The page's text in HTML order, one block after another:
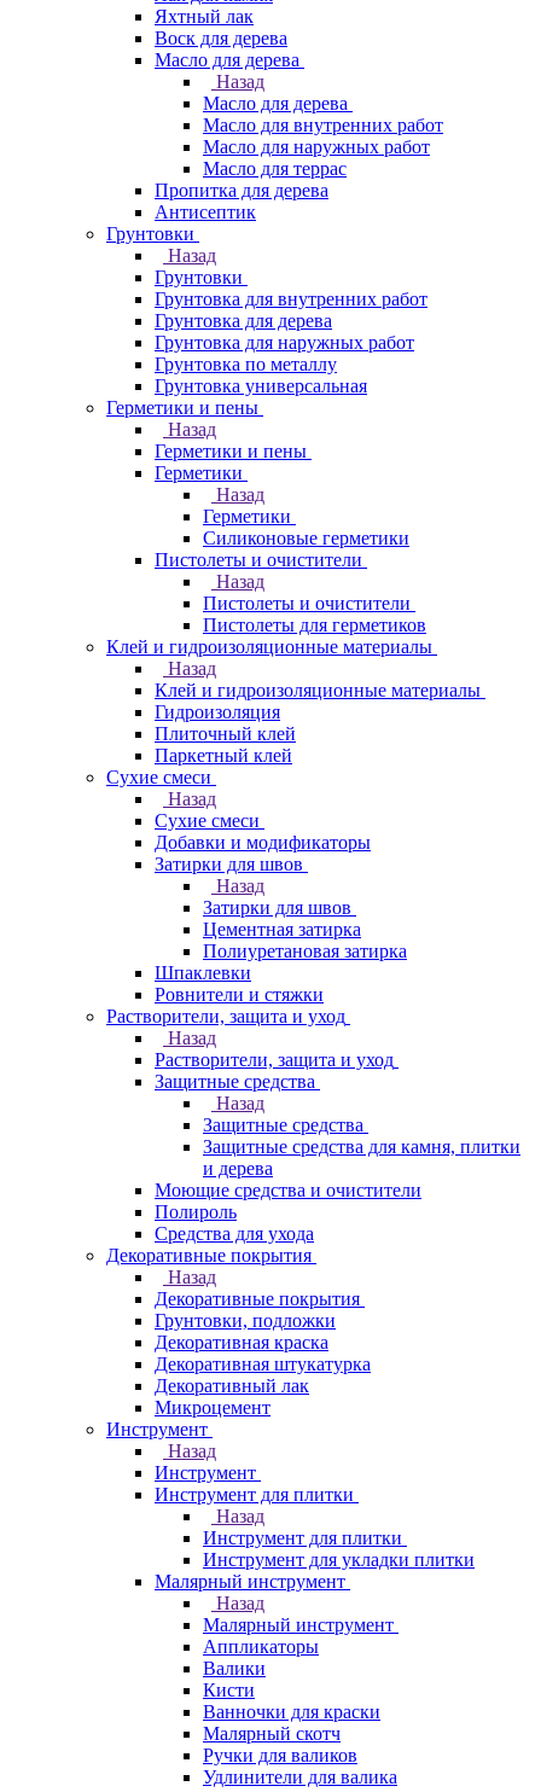
Яхтный лак
Воск для дерева
Масло для дерева
Назад
Масло для дерева
Масло для внутренних работ
Масло для наружных работ
Масло для террас
Пропитка для дерева
Антисептик
Грунтовки
Назад
Грунтовки
Грунтовка для внутренних работ
Грунтовка для дерева
Грунтовка для наружных работ
Грунтовка по металлу
Грунтовка универсальная
Герметики и пены
Назад
Герметики и пены
Герметики
Назад
Герметики
Силиконовые герметики
Пистолеты и очистители
Назад
Пистолеты и очистители
Пистолеты для герметиков
Клей и гидроизоляционные материалы
Назад
Клей и гидроизоляционные материалы
Гидроизоляция
Плиточный клей
Паркетный клей
Сухие смеси
Назад
Сухие смеси
Добавки и модификаторы
Затирки для швов
Назад
Затирки для швов
Цементная затирка
Полиуретановая затирка
Шпаклевки
Ровнители и стяжки
Растворители, защита и уход
Назад
Растворители, защита и уход
Защитные средства
Назад
Защитные средства
Защитные средства для камня, плитки
и дерева
Моющие средства и очистители
Полироль
Средства для ухода
Декоративные покрытия
Назад
Декоративные покрытия
Грунтовки, подложки
Декоративная краска
Декоративная штукатурка
Декоративный лак
Микроцемент
Инструмент
Назад
Инструмент
Инструмент для плитки
Назад
Инструмент для плитки
Инструмент для укладки плитки
Малярный инструмент
Назад
Малярный инструмент
Аппликаторы
Валики
Кисти
Ванночки для краски
Малярный скотч
Ручки для валиков
Удлинители для валика